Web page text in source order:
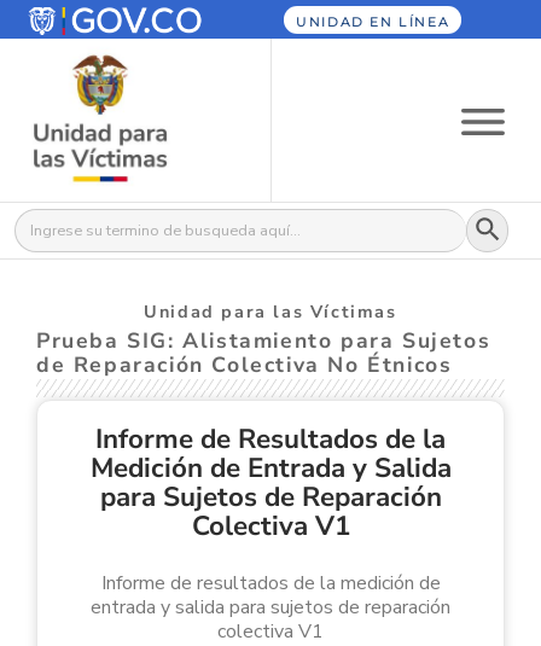
UNIDAD EN LÍNEA
Buscar: Botón
Unidad para las Víctimas
Prueba SIG: Alistamiento para Sujetos
de Reparación Colectiva No Étnicos
Informe de Resultados de la
Medición de Entrada y Salida
para Sujetos de Reparación
Colectiva V1
Informe de resultados de la medición de
entrada y salida para sujetos de reparación
colectiva V1